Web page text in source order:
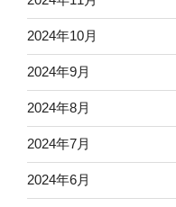
2024年10月
2024年9月
2024年8月
2024年7月
2024年6月